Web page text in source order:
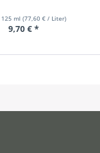
125 ml (77,60 € / Liter)
9,70 € *